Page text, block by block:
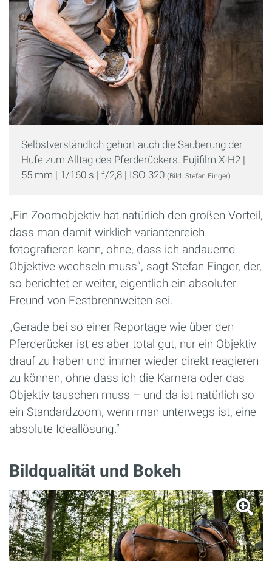
Selbstverständlich gehört auch die Säuberung der
Hufe zum Alltag des Pferderückers. Fujifilm X-H2 |
55 mm | 1/160 s | f/2,8 | ISO 320 (Bild: Stefan Finger)
„Ein Zoomobjektiv hat natürlich den großen Vorteil,
dass man damit wirklich variantenreich
fotografieren kann, ohne, dass ich andauernd
Objektive wechseln muss“, sagt Stefan Finger, der,
so berichtet er weiter, eigentlich ein absoluter
Freund von Festbrennweiten sei.
„Gerade bei so einer Reportage wie über den
Pferderücker ist es aber total gut, nur ein Objektiv
drauf zu haben und immer wieder direkt reagieren
zu können, ohne dass ich die Kamera oder das
Objektiv tauschen muss – und da ist natürlich so
ein Standardzoom, wenn man unterwegs ist, eine
absolute Ideallösung.“
Bildqualität und Bokeh